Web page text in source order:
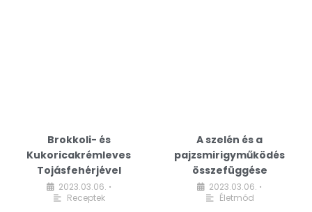
Brokkoli- és
Kukoricakrémleves
Tojásfehérjével
2023.03.06. •
Receptek
A szelén és a
pajzsmirigyműködés
összefüggése
2023.03.06. •
Életmód